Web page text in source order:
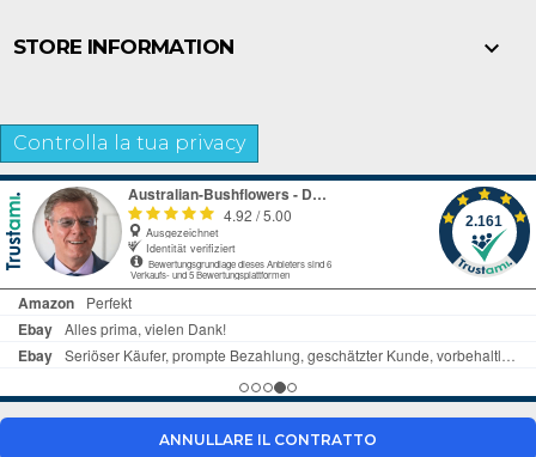
STORE INFORMATION 
Controlla la tua privacy
ANNULLARE IL CONTRATTO